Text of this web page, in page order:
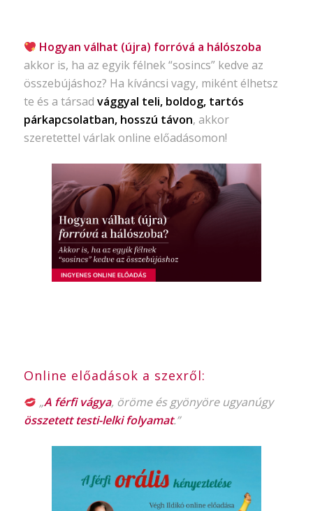
Hogyan válhat (újra) forróvá a hálószoba
akkor is, ha az egyik félnek “sosincs” kedve az
összebújáshoz? Ha kíváncsi vagy, miként élhetsz
te és a társad vággyal teli, boldog, tartós
párkapcsolatban, hosszú távon, akkor
szeretettel várlak online előadásomon!
Online előadások a szexről:
„A férfi vágya, öröme és gyönyöre ugyanúgy
összetett testi-lelki folyamat.”